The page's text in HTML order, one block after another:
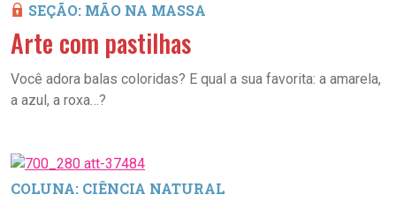
SEÇÃO: MÃO NA MASSA
Arte com pastilhas
Você adora balas coloridas? E qual a sua favorita: a amarela,
a azul, a roxa…?
COLUNA: CIÊNCIA NATURAL